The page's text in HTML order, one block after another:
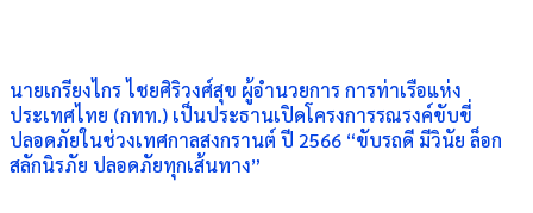
นายเกรียงไกร ไชยศิริวงศ์สุข ผู้อำนวยการ การท่าเรือแห่ง
ประเทศไทย (กทท.) เป็นประธานเปิดโครงการรณรงค์ขับขี่
ปลอดภัยในช่วงเทศกาลสงกรานต์ ปี 2566 “ขับรถดี มีวินัย ล็อก
สลักนิรภัย ปลอดภัยทุกเส้นทาง”